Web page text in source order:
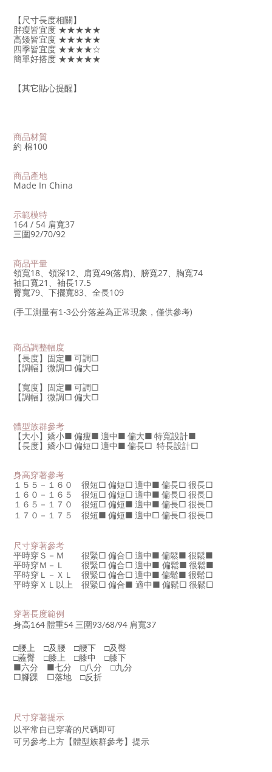
【尺寸長度相關】
胖瘦皆宜度 ★★★★★
高矮皆宜度 ★★★★★
四季皆宜度 ★★★★☆
簡單好搭度 ★★★★★
【其它貼心提醒】
商品材質
約 棉100
商品產地
Made In China
示範模特
164 / 54 肩寬37
三圍92/70/92
商品平量
領寬18、領深12、肩寬49(落肩)、膀寬27、胸寬74
袖口寬21、袖長17.5
臀寬79、下擺寬83、全長109
(手工測量有1-3公分落差為正常現象，僅供參考)
商品調整幅度
【長度】固定■ 可調□
【調幅】微調□ 偏大□
【寬度】固定■ 可調□
【調幅】微調□ 偏大□
體型族群參考
【大小】嬌小■ 偏瘦■ 適中■ 偏大■ 特寬設計■
【長度】嬌小□ 偏短□ 適中■ 偏長□ 特長設計□
身高穿著參考
１５５－１６０ 很短□ 偏短□ 適中■ 偏長□ 很長□
１６０－１６５ 很短□ 偏短□ 適中■ 偏長□ 很長□
１６５－１７０ 很短□ 偏短■ 適中■ 偏長□ 很長□
１７０－１７５ 很短■ 偏短■ 適中□ 偏長□ 很長□
尺寸穿著參考
平時穿Ｓ－Ｍ 很緊□ 偏合□ 適中■ 偏鬆■ 很鬆■
平時穿Ｍ－Ｌ 很緊□ 偏合□ 適中■ 偏鬆■ 很鬆■
平時穿 Ｌ－ＸＬ 很緊□ 偏合□ 適中■ 偏鬆■ 很鬆□
平時穿ＸＬ以上 很緊□ 偏合■ 適中■ 偏鬆□ 很鬆□
穿著長度範例
身高164 體重54 三圍93/68/94 肩寬37
□腰上 □及腰 □腰下 □及臀
□蓋臀 □膝上 □膝中 □膝下
■六分 ■七分 □八分 □九分
□腳踝 □落地 □反折
尺寸穿著提示
以平常自已穿著的尺碼即可
可另參考上方【體型族群參考】提示